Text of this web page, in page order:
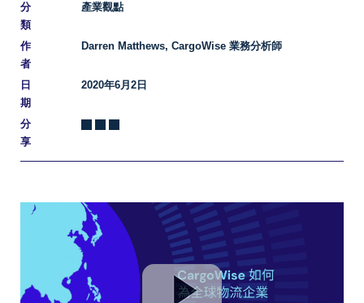
分
類
產業觀點
作
者
Darren Matthews, CargoWise 業務分析師
日
期
2020年6月2日
分
享